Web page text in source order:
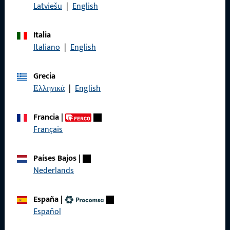
con nosotros por teléfono o correo electrónico.
Póngase en contacto con nosotros
Latviešu | English
Italia
Italiano | English
Grecia
Ελληνικά | English
Francia|
Français
Países Bajos|
Nederlands
España|
Español
Condiciones generales